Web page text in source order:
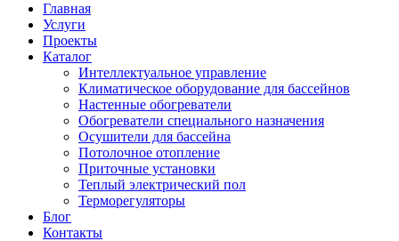
Главная
Услуги
Проекты
Каталог
Интеллектуальное управление
Климатическое оборудование для бассейнов
Настенные обогреватели
Обогреватели специального назначения
Осушители для бассейна
Потолочное отопление
Приточные установки
Теплый электрический пол
Терморегуляторы
Блог
Контакты